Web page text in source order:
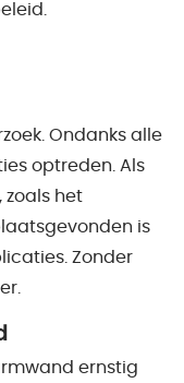
Ondanks alle
optreden. Als
het
is
Zonder
ernstig